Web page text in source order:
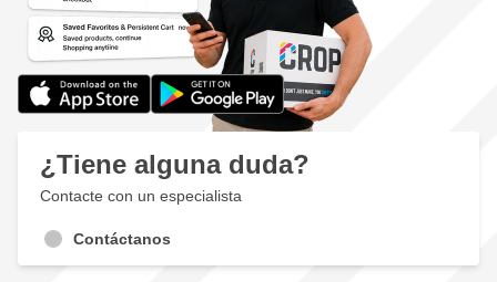
¿Tiene alguna duda?
Contacte con un especialista
Contáctanos